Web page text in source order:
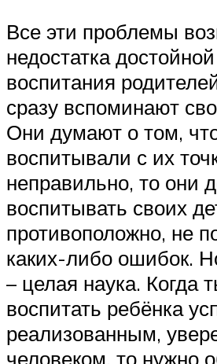
Все эти проблемы
недостатка
воспитания
сразу вспоминают
Они думают о том,
воспитывали с их
неправильно, то они
воспитывать своих
противоположно, не
каких-либо ошибок.
– целая наука. Когда
воспитать ребёнка
реализованным,
человеком, то нужно